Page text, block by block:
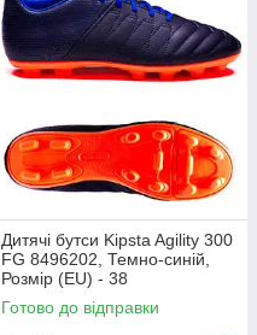
Дитячі бутси Kipsta Agility 300
FG 8496202, Темно-синій,
Розмір (EU) - 38
Готово до відправки